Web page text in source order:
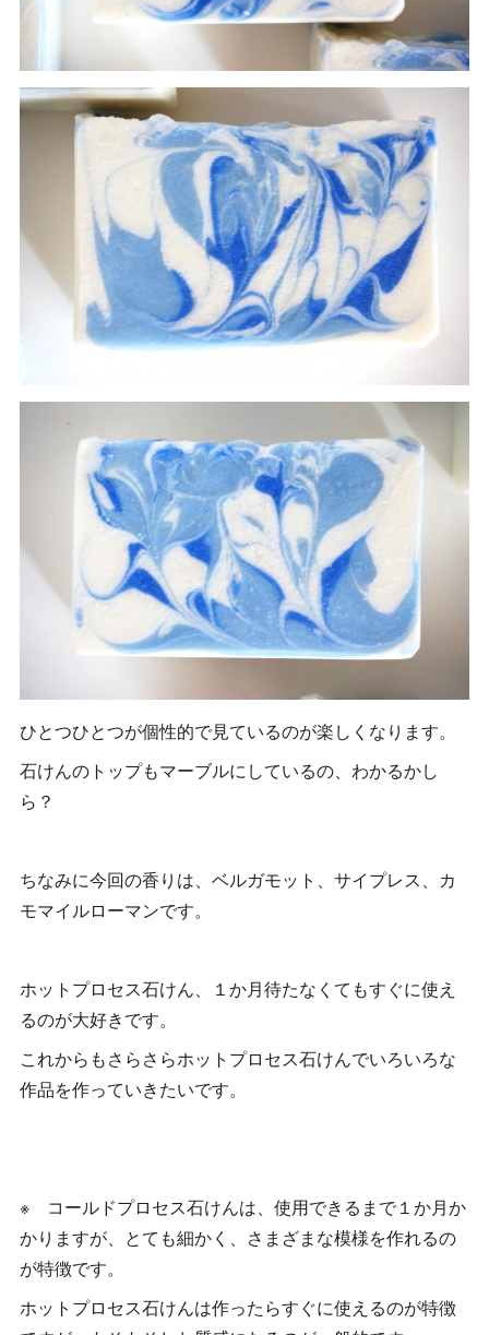
ひとつひとつが個性的で見ているのが楽しくなります。
石けんのトップもマーブルにしているの、わかるかし
ら？
ちなみに今回の香りは、ベルガモット、サイプレス、カ
モマイルローマンです。
ホットプロセス石けん、１か月待たなくてもすぐに使え
るのが大好きです。
これからもさらさらホットプロセス石けんでいろいろな
作品を作っていきたいです。
※ コールドプロセス石けんは、使用できるまで１か月か
かりますが、とても細かく、さまざまな模様を作れるの
が特徴です。
ホットプロセス石けんは作ったらすぐに使えるのが特徴